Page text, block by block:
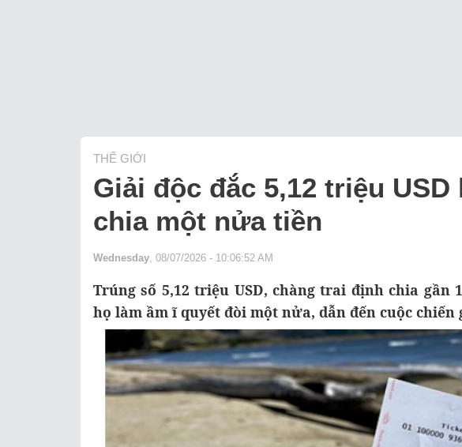
THẾ GIỚI
Giải độc đắc 5,12 triệu
chia một nửa tiền
Wednesday , 08/07/2026 - 10:06:52 AM
Trúng số 5,12 triệu USD, chàng trai định chia gần
họ làm ầm ĩ quyết đòi một nửa, dẫn đến cuộc chiến